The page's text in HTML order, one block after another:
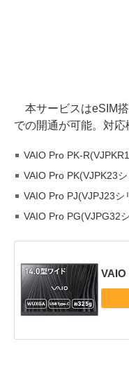
本サービスはeSIM
での開通が可能。対応
VAIO Pro PK-
VAIO Pro PK(VJPK23
VAIO Pro PJ(VJPJ23
VAIO Pro PG(VJPG32
VAIO